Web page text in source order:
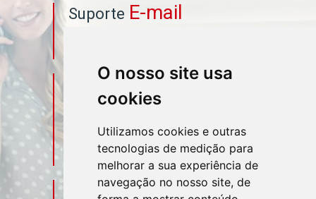
O nosso site usa
cookies
Utilizamos cookies e outras
tecnologias de medição para
melhorar a sua experiência de
navegação no nosso site, de
Suporte E-mail
ContatoTelefone
(11) 95580-4449
RedesSociais